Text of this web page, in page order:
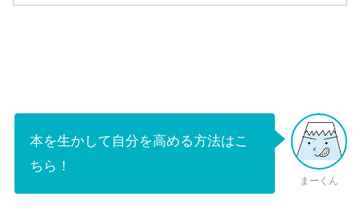
本を生かして自分を高める方法はこ
ちら！
まーくん